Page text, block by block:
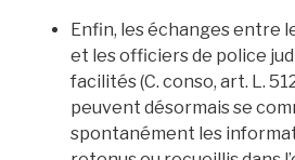
Enfin, les échanges entre
et les officiers de police
facilités (C. conso, art. L.
peuvent désormais se
spontanément les